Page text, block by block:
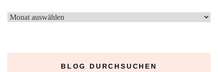
–
BLOG DURCHSUCHEN